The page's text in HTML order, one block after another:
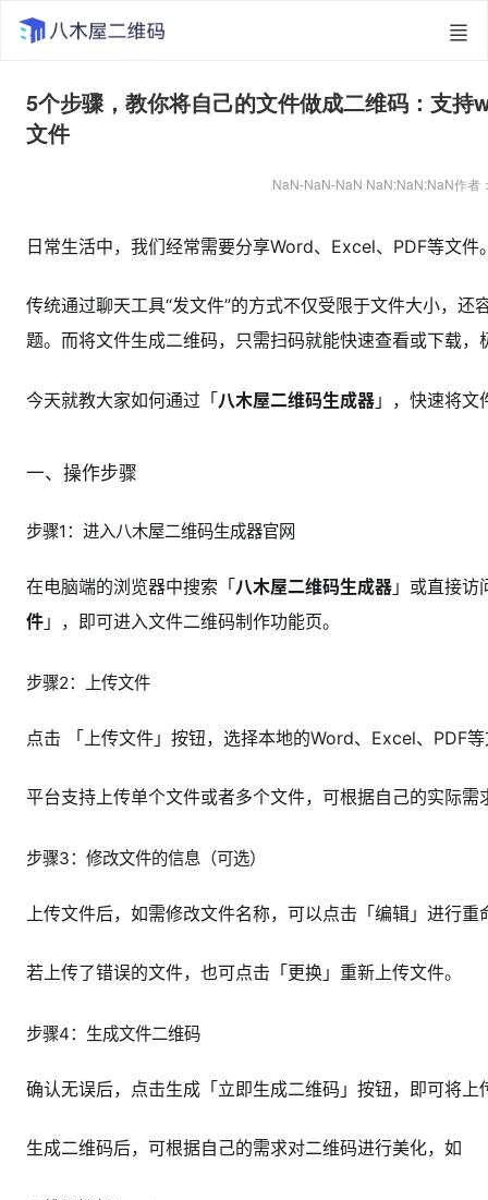
5个步骤，教你将自己的文件做成二维码：支
文件
NaN-NaN-NaN NaN:NaN:NaN作者
日常生活中，我们经常需要分享Word、Excel、PDF等文件
传统通过聊天工具“发文件”的方式不仅受限于文件大小，还
题。而将文件生成二维码，只需扫码就能快速查看或下载，
今天就教大家如何通过「八木屋二维码生成器 」，快速将文
一、操作步骤
步骤1：进入八木屋二维码生成器官网
在电脑端的浏览器中搜索「八木屋二维码生成器 」或直接访
件 」，即可进入文件二维码制作功能页。
步骤2：上传文件
点击 「上传文件」按钮，选择本地的Word、Excel、PDF
平台支持上传单个文件或者多个文件，可根据自己的实际需
步骤3：修改文件的信息（可选）
上传文件后，如需修改文件名称，可以点击「编辑」进行重
若上传了错误的文件，也可点击「更换」重新上传文件。
步骤4：生成文件二维码
确认无误后，点击生成「立即生成二维码」按钮，即可将上
生成二维码后，可根据自己的需求对二维码进行美化，如